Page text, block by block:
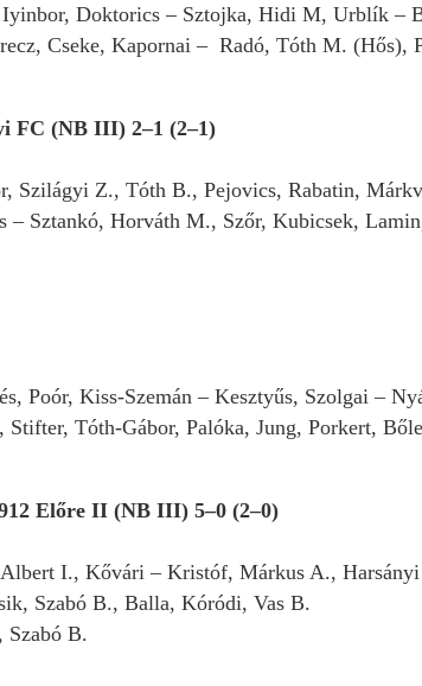
Doktorics – Sztojka, Hidi M, Urblík –
Cseke, Kapornai – Radó, Tóth M. (Hős),
FC (NB III) 2–1 (2–1)
Szilágyi Z., Tóth B., Pejovics, Rabatin,
– Sztankó, Horváth M., Szőr, Kubicsek,
Poór, Kiss-Szemán – Kesztyűs, Szolgai –
Tóth-Gábor, Palóka, Jung, Porkert,
Előre II (NB III) 5–0 (2–0)
I., Kővári – Kristóf, Márkus A.,
Szabó B., Balla, Kóródi, Vas B.
B.